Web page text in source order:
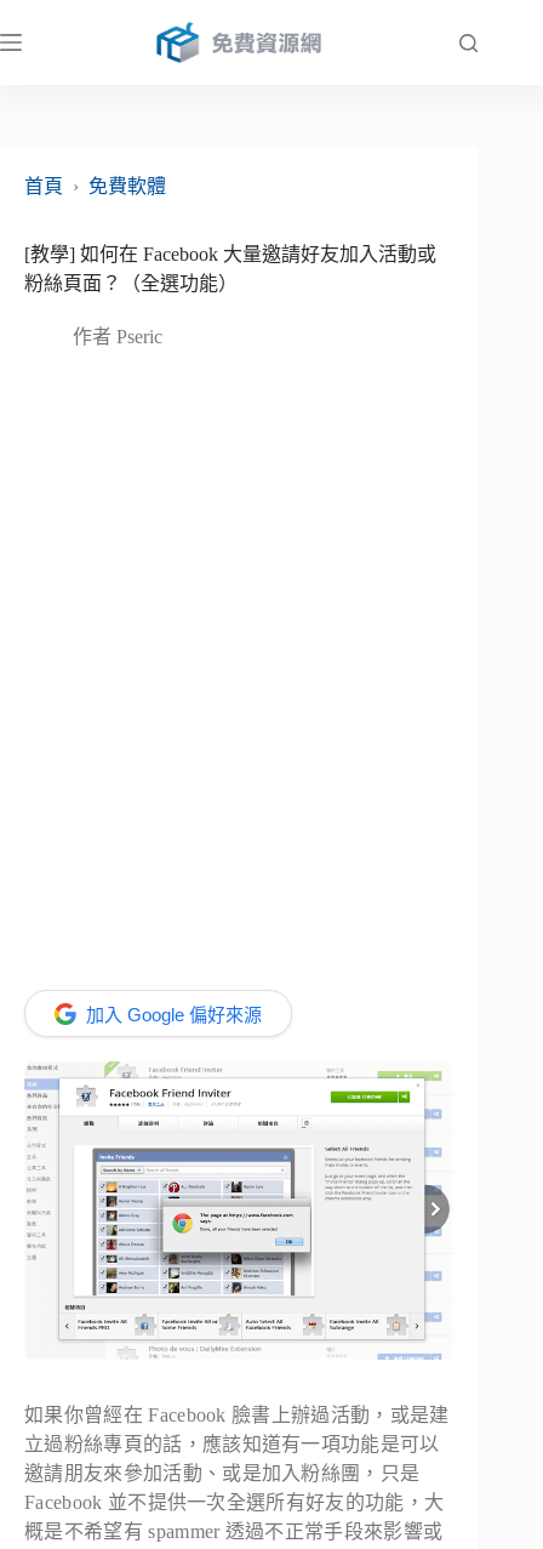
至
首頁
› 免費軟體
[教學] 如何在 Facebook 大量邀請好友加入活動或
粉絲頁面？（全選功能）
作者 Pseric
加入 Google 偏好來源
如果你曾經在 Facebook 臉書上辦過活動，或是建
立過粉絲專頁的話，應該知道有一項功能是可以
邀請朋友來參加活動、或是加入粉絲團，只是
Facebook 並不提供一次全選所有好友的功能，大
概是不希望有 spammer 透過不正常手段來影響或